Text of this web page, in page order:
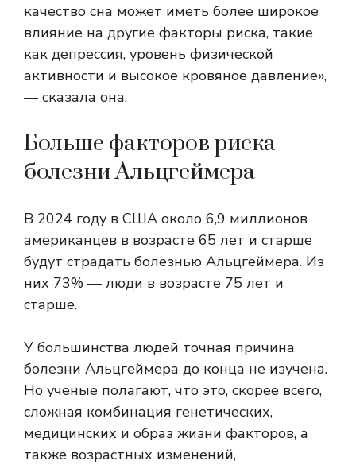
качество сна может иметь более широкое
влияние на другие факторы риска, такие
как депрессия, уровень физической
активности и высокое кровяное давление»,
— сказала она.
Больше факторов риска
болезни Альцгеймера
В 2024 году в США около 6,9 миллионов
американцев в возрасте 65 лет и старше
будут страдать болезнью Альцгеймера. Из
них 73% — люди в возрасте 75 лет и
старше.
У большинства людей точная причина
болезни Альцгеймера до конца не изучена.
Но ученые полагают, что это, скорее всего,
сложная комбинация генетических,
медицинских и образ жизни факторов, а
также возрастных изменений,